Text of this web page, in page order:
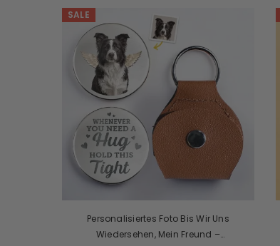
SALE
Personalisiertes Foto Bis Wir Uns
Wiedersehen, Mein Freund –